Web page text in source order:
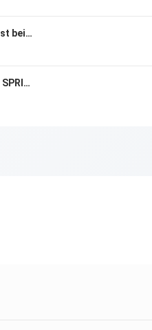
Folge 158: Jennifer Reaves zu Gast bei SPRICH:STUTTGART
Folge 157: Axel Preuß zu Gast bei SPRICHSTUTTGART